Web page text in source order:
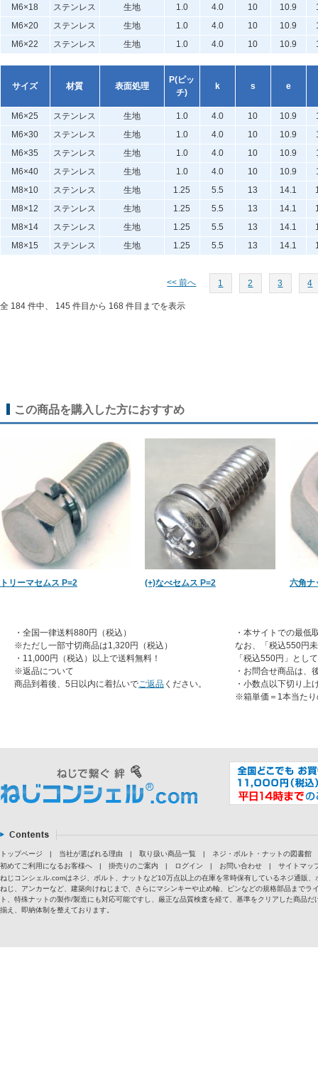
M6×18 ステンレス 生地 1.0 4.0 10 10.9
M6×20
ステンレス 生地 1.0 4.0 10 10.9
M6×22
ステンレス 生地 1.0 4.0 10 10.9
サイズ 材質 表面処理
P(ピッ
チ)
k s e
M6×25 ステンレス 生地 1.0 4.0 10 10.9
M6×30
ステンレス 生地 1.0 4.0 10 10.9
M6×35
ステンレス 生地 1.0 4.0 10 10.9
M6×40
ステンレス 生地 1.0 4.0 10 10.9
M8×10
ステンレス 生地 1.25 5.5 13 14.1
M8×12
ステンレス 生地 1.25 5.5 13 14.1
M8×14
ステンレス 生地 1.25 5.5 13 14.1
M8×15
ステンレス 生地 1.25 5.5 13 14.1
<< 前へ 1 2 3 4
全 184 件中、 145 件目から 168 件目までを表示
この商品を購入した方におすすめ
トリーマセムス P=2 (+)なべセムス P=2 六角ナ
・全国一律送料880円（税込）
※ただし一部寸切商品は1,320円（税込）
・11,000円（税込）以上で送料無料！
※返品について
商品到着後、5日以内に着払いでご返品 ください。
・本サイトでの最低
なお、「税込550円
「税込550円」とし
・お問合せ商品は、
・小数点以下切り上
※箱単価＝1本当たり
トップページ | 当社が選ばれる理由 | 取り扱い商品一覧 |
ネジ・ボルト・ナットの図書館
初めてご利用になるお客様へ
| 掛売りのご案内 | ログイン | お問い合わせ |
サイトマッ
ねじコンシェル.comはネジ、ボルト、ナットなど10万点以上の在庫を常時保有しているネジ通販
ねじ、アンカーなど、建築向けねじまで、さらにマシンキーや止め輪、ピンなどの規格部品まで
ト、特殊ナットの製作/製造にも対応可能ですし、厳正な品質検査を経て、基準をクリアした商品
揃え、即納体制を整えております。